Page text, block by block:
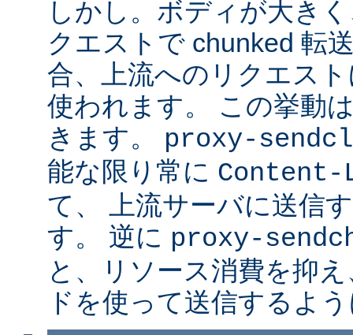
しかし。ボディが大き
クエストで chunked 転
合、上流へのリクエス
使われます。 この挙動
きます。 proxy-sendcl
能な限り常に Content-
て、 上流サーバに送信
す。 逆に proxy-
と、リソース消費を抑
ドを使って送信するよ